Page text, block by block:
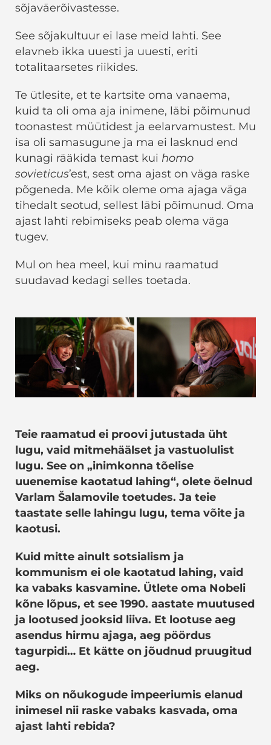
sõjaväerõivastesse.
See sõjakultuur ei lase meid lahti. See
elavneb ikka uuesti ja uuesti, eriti
totalitaarsetes riikides.
Te ütlesite, et te kartsite oma vanaema,
kuid ta oli oma aja inimene, läbi põimunud
toonastest müütidest ja eelarvamustest. Mu
isa oli samasugune ja ma ei lasknud end
kunagi rääkida temast kui homo
sovieticus’est, sest oma ajast on väga raske
põgeneda. Me kõik oleme oma ajaga väga
tihedalt seotud, sellest läbi põimunud. Oma
ajast lahti rebimiseks peab olema väga
tugev.
Mul on hea meel, kui minu raamatud
suudavad kedagi selles toetada.
Teie raamatud ei proovi jutustada üht
lugu, vaid mitmehäälset ja vastuolulist
lugu. See on „inimkonna tõelise
uuenemise kaotatud lahing“, olete öelnud
Varlam Šalamovile toetudes. Ja teie
taastate selle lahingu lugu, tema võite ja
kaotusi.
Kuid mitte ainult sotsialism ja
kommunism ei ole kaotatud lahing, vaid
ka vabaks kasvamine. Ütlete oma Nobeli
kõne lõpus, et see 1990. aastate muutused
ja lootused jooksid liiva. Et lootuse aeg
asendus hirmu ajaga, aeg pöördus
tagurpidi… Et kätte on jõudnud pruugitud
aeg.
Miks on nõukogude impeeriumis elanud
inimesel nii raske vabaks kasvada, oma
ajast lahti rebida?